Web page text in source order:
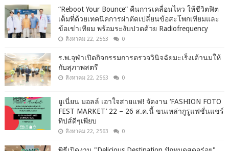
“Reboot Your Bounce” คืนการเคลื่อนไหว ให้ชีวิตฟิต
เต็มที่ด้วยเทคนิคการผ่าตัดเปลี่ยนข้อสะโพกเทียมและ
ข้อเข่าเทียม พร้อมระงับปวดด้วย Radiofrequency
สิงหาคม 22, 2563 0
ร.พ.จุฬาเปิดกิจกรรมการตรวจวินิจฉัยมะเร็งเต้านมให้
กับสุภาพสตรี
สิงหาคม 22, 2563 0
ยูเนี่ยน มอลล์ เอาใจสายแฟ! จัดงาน ‘FASHION FOTO
FEST MARKET’ 22 – 26 ส.ค.นี้ ขนเหล่ากูรูแฟชั่นแชร์
ทิปส์ดีๆเพียบ
สิงหาคม 22, 2563 0